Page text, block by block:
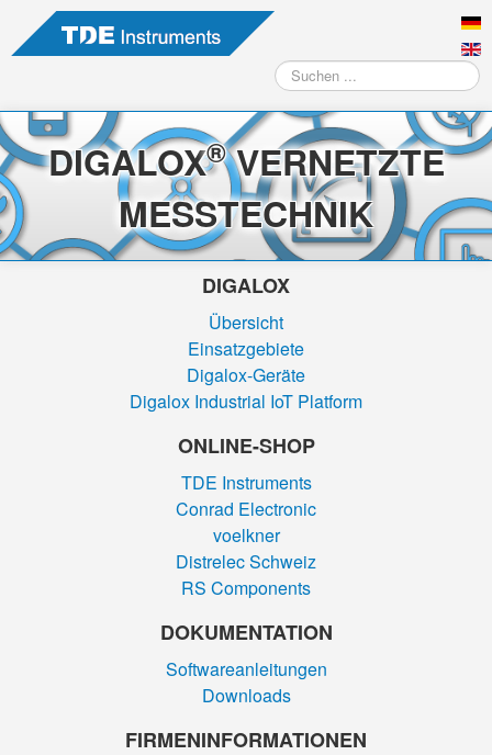
Suchen
...
DIGALOX®VERNETZTE
MESSTECHNIK
DIGALOX
Übersicht
Einsatzgebiete
Digalox-Geräte
Digalox Industrial IoT Platform
ONLINE-SHOP
TDE Instruments
Conrad Electronic
voelkner
Distrelec Schweiz
RS Components
DOKUMENTATION
Softwareanleitungen
Downloads
FIRMEN­INFORMATIONEN